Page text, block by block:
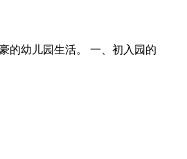
的幼儿园生活。 一、初入园的